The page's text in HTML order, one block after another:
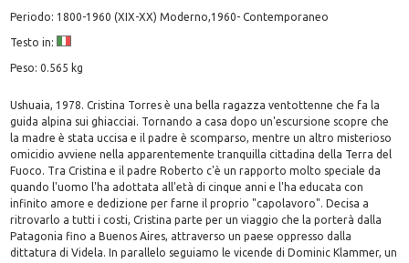
Periodo: 1800-1960 (XIX-XX) Moderno,1960- Contemporaneo
Testo in:
Peso: 0.565 kg
Ushuaia, 1978. Cristina Torres è una bella ragazza ventottenne che fa la
guida alpina sui ghiacciai. Tornando a casa dopo un'escursione scopre che
la madre è stata uccisa e il padre è scomparso, mentre un altro misterioso
omicidio avviene nella apparentemente tranquilla cittadina della Terra del
Fuoco. Tra Cristina e il padre Roberto c'è un rapporto molto speciale da
quando l'uomo l'ha adottata all'età di cinque anni e l'ha educata con
infinito amore e dedizione per farne il proprio "capolavoro". Decisa a
ritrovarlo a tutti i costi, Cristina parte per un viaggio che la porterà dalla
Patagonia fino a Buenos Aires, attraverso un paese oppresso dalla
dittatura di Videla. In parallelo seguiamo le vicende di Dominic Klammer, un